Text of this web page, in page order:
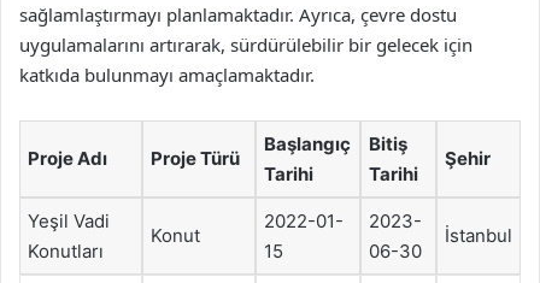
sağlamlaştırmayı planlamaktadır. Ayrıca, çevre dostu
uygulamalarını artırarak, sürdürülebilir bir gelecek için
katkıda bulunmayı amaçlamaktadır.
Proje Adı Proje Türü
Başlangıç
Tarihi
Bitiş
Tarihi
Şehir
Yeşil Vadi
Konutları
Konut
2022-01-
15
2023-
06-30
İstanbul